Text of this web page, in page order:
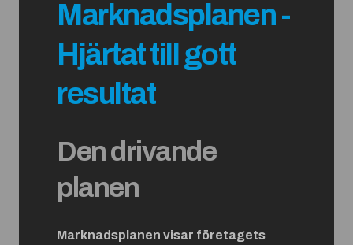
Marknadsplanen -
Hjärtat till gott
resultat
Den drivande
planen
Marknadsplanen visar företagets